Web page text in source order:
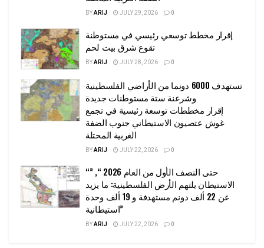
BYARIJ JULY 29, 2026 0
إقرار مخطط توسعي رئيسي في مستوطنة
تقوع شرق بيت لحم
BYARIJ JULY 28, 2026 0
تستهدف 6000 دونما من الأراضي الفلسطينية
وشرعنة ستة مستوطنات جديدة
إقرار مخططات توسعة رئيسية في تجمع
غوش عتصيون الاستيطاني جنوب الضفة
الغربية المحتلة
BYARIJ JULY 22, 2026 0
“حتى النصف الأول من العام 2026 “, ”
الاستيطان يلتهم الأرض الفلسطينية: ما يزيد
عن 22 ألف دونم مستهدفة و 19 ألف وحدة
استيطانية”
BYARIJ JULY 22, 2026 0